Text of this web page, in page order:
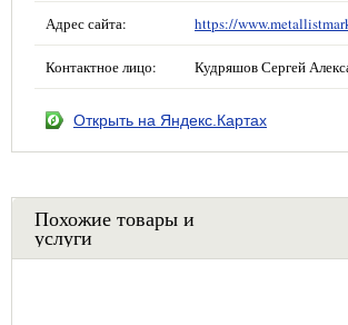
Адрес сайта: https://
Контактное лицо: Кудряшов Сергей
Открыть на Яндекс.Картах
Похожие товары и
услуги